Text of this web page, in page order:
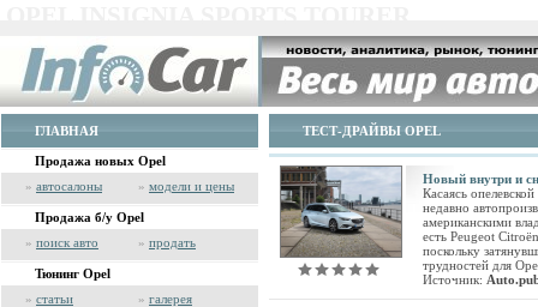
ГЛАВНАЯ
Продажа новых Opel
» автосалоны » модели и цены
Продажа б/у Opel
» поиск авто » продать
Тюнинг Opel
» статьи » галерея
ТЕСТ-ДРАЙВЫ OPEL
Новый внутри и
Касаясь
недавно
американскими
есть Peugeot
поскольку
трудностей для
Источник: